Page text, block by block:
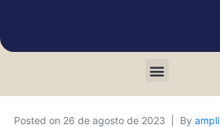
Posted on 26 de agosto de 2023 By ampli